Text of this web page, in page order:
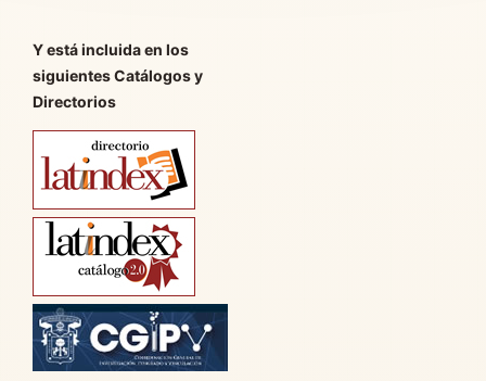
Y está incluida en los
siguientes Catálogos y
Directorios